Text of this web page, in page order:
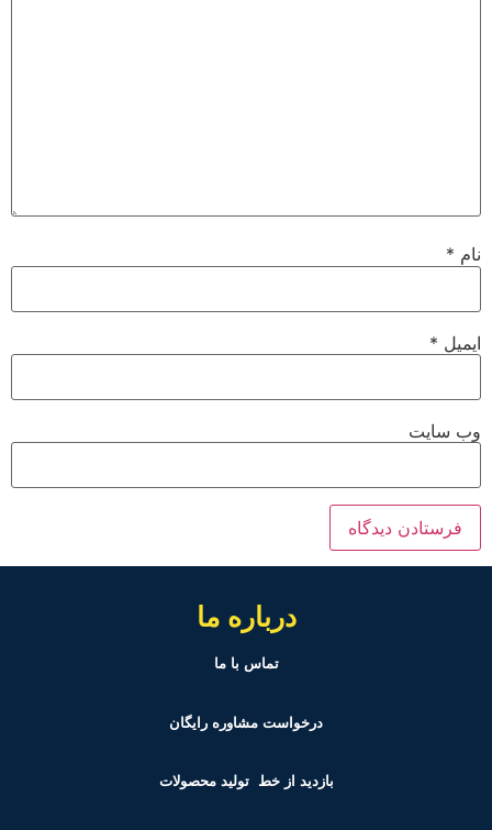
نام *
ایمیل *
وب‌ سایت
درباره ما
تماس با ما
درخواست مشاوره رایگان
بازدید از خط تولیدمحصولات